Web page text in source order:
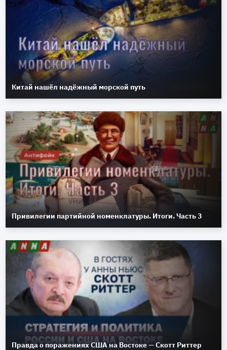
Китай нашёл надёжный морской путь
Привилегии партийной номенклатуры. Итоги. Часть 3
Правда о поражениях США на Востоке — Скотт Риттер